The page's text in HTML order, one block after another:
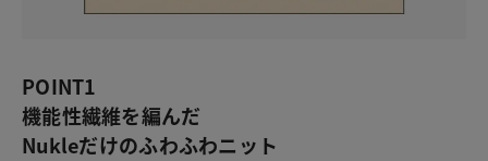
POINT1
機能性繊維を編んだ
Nukleだけのふわふわニット